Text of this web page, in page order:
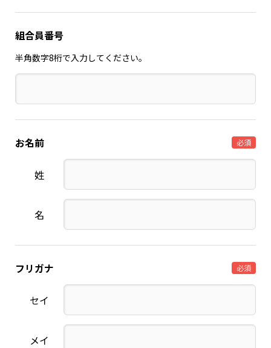
組合員番号
半角数字8桁で入力してください。
お名前 必須
姓
名
フリガナ 必須
セイ
メイ